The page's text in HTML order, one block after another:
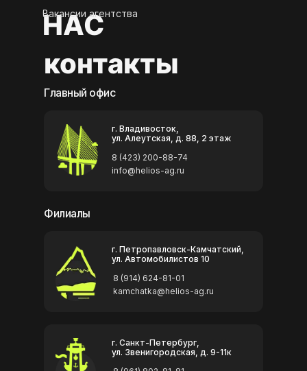
контакты
г. Владивосток,
ул. Алеутская, д. 88, 2 этаж
8 (423) 200-88-74
г. Петропавловск-Камчатский,
ул. Автомобилистов 10
8 (914) 624-81-01
Главный офис
info@helios-ag.ru
kamchatka@helios-ag.ru
Филиалы
г. Санкт-Петербург,
ул. Звенигородская, д. 9-11к
НАС
Вакансии агентства